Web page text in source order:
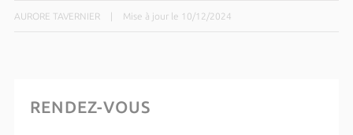
AURORE TAVERNIER Mise à jour le 10/12/2024
RENDEZ-VOUS